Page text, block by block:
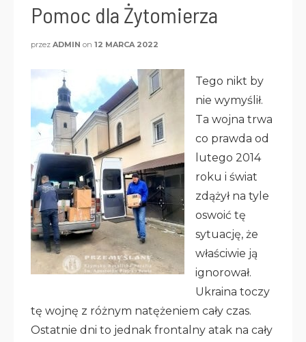
Pomoc dla Żytomierza
przez ADMIN on 12 MARCA 2022
Tego nikt by
nie wymyślił.
Ta wojna trwa
co prawda od
lutego 2014
roku i świat
zdążył na tyle
oswoić tę
sytuację, że
właściwie ją
ignorował.
Ukraina toczy
tę wojnę z różnym natężeniem cały czas.
Ostatnie dni to jednak frontalny atak na cały